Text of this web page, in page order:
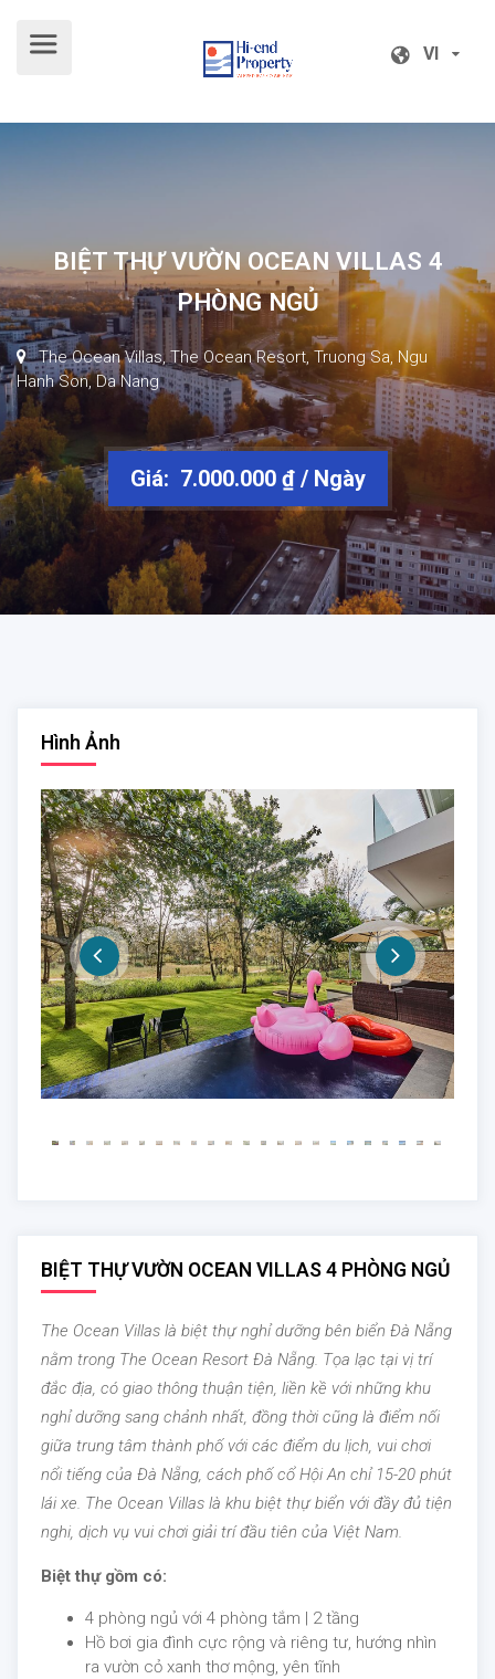
VI
VI
BIỆT THỰ VƯỜN OCEAN VILLAS 4
PHÒNG NGỦ
The Ocean Villas, The Ocean Resort, Truong Sa, Ngu
Hanh Son, Da Nang
Giá: 7.000.000 ₫ / Ngày
Hình Ảnh
BIỆT THỰ VƯỜN OCEAN VILLAS 4 PHÒNG NGỦ
The Ocean Villas là biệt thự nghỉ dưỡng bên biển Đà Nẵng
nằm trong The Ocean Resort Đà Nẵng. Tọa lạc tại vị trí
đắc địa, có giao thông thuận tiện, liền kề với những khu
nghỉ dưỡng sang chảnh nhất, đồng thời cũng là điểm nối
giữa trung tâm thành phố với các điểm du lịch, vui chơi
nổi tiếng của Đà Nẵng, cách phố cổ Hội An chỉ 15-20 phút
lái xe. The Ocean Villas là khu biệt thự biển với đầy đủ tiện
nghi, dịch vụ vui chơi giải trí đầu tiên của Việt Nam.
Biệt thự gồm có:
4 phòng ngủ với 4 phòng tắm | 2 tầng
Hồ bơi gia đình cực rộng và riêng tư, hướng nhìn
ra vườn cỏ xanh thơ mộng, yên tĩnh